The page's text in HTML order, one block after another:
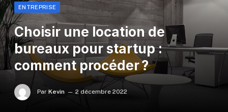
ENTREPRISE
Choisir une location de
bureaux pour startup :
comment procéder ?
Par Kevin 2 décembre 2022